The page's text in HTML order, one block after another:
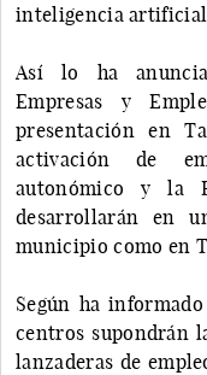
inteligencia artificial
Así lo ha
Empresas y
presentación en
activación de
autonómico y la
desarrollarán en
municipio como en
Según ha
centros supondrán
lanzaderas de